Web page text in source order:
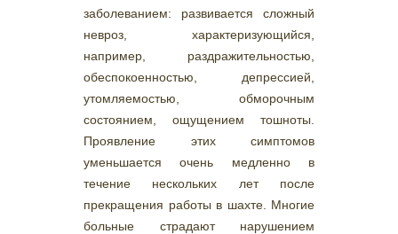
заболеванием: развивается сложный
невроз, характеризующийся,
например, раздражительностью,
обеспокоенностью, депрессией,
утомляемостью, обморочным
состоянием, ощущением тошноты.
Проявление этих симптомов
уменьшается очень медленно в
течение нескольких лет после
прекращения работы в шахте. Многие
больные страдают нарушением